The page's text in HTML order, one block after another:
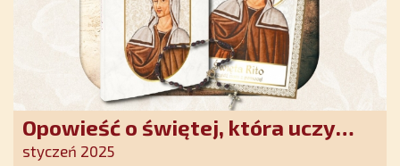
Opowieść o świętej, która uczy
szczerego oddania się Bogu.
styczeń 2025